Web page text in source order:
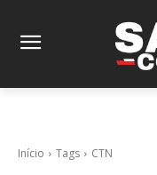
Início Tags CTN